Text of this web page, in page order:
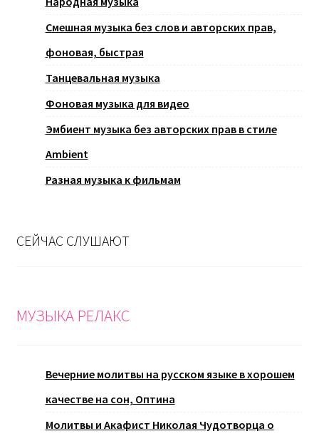
Смешная музыка без слов и авторских прав,
фоновая, быстрая
Танцевальная музыка
Фоновая музыка для видео
Эмбиент музыка без авторских прав в стиле
Ambient
Разная музыка к фильмам
СЕЙЧАС СЛУШАЮТ
МУЗЫКА РЕЛАКС
Вечерние молитвы на русском языке в хорошем
качестве на сон, Оптина
Молитвы и Акафист Николая Чудотворца о